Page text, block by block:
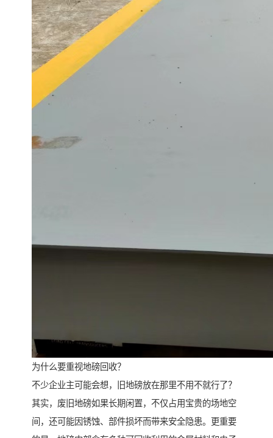
为什么要重视地磅回收？
不少企业主可能会想，旧地磅放在那里不用不就行了？
其实，废旧地磅如果长期闲置，不仅占用宝贵的场地空
间，还可能因锈蚀、部件损坏而带来安全隐患。更重要